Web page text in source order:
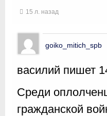
15 л. назад
goiko_mitich_spb
василий пишет
Среди
гражданской